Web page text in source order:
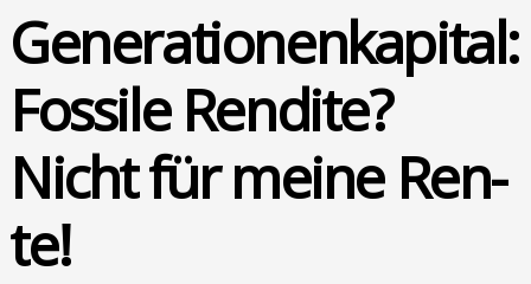
Gene­ra­tio­nen­ka­pi­tal:
Fos­si­le Ren­di­te?
Nicht für mei­ne Ren­
te!